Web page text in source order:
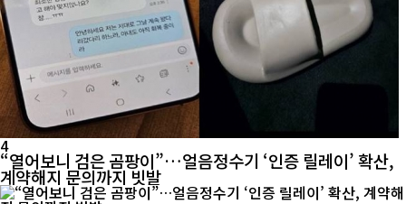
4
“열어보니 검은 곰팡이”…얼음정수기 ‘인증 릴레이’ 확산,
계약해지 문의까지 빗발